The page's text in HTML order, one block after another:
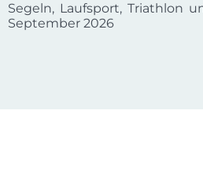
Segeln, Laufsport, Triathlon
September 2026